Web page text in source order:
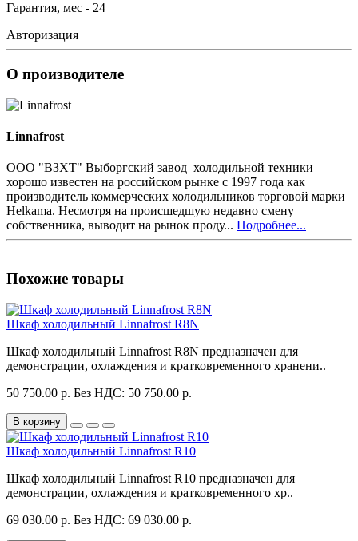
Гарантия, мес - 24
Авторизация
О производителе
Linnafrost
ООО "ВЗХТ" Выборгский завод холодильной техники
хорошо известен на российском рынке с 1997 года как
производитель коммерческих холодильников торговой марки
Helkama. Несмотря на происшедшую недавно смену
собственника, выводит на рынок проду... Подробнее...
Похожие товары
Шкаф холодильный Linnafrost R8N
Шкаф холодильный Linnafrost R8N предназначен для
демонстрации, охлаждения и кратковременного хранени..
50 750.00 р. Без НДС: 50 750.00 р.
В корзину
Шкаф холодильный Linnafrost R10
Шкаф холодильный Linnafrost R10 предназначен для
демонстрации, охлаждения и кратковременного хр..
69 030.00 р. Без НДС: 69 030.00 р.